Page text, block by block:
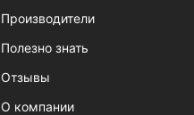
Производители
Полезно знать
Отзывы
О компании